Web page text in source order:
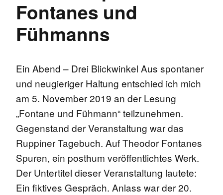
Fontanes und
Fühmanns
Ein Abend – Drei Blickwinkel Aus spontaner
und neugieriger Haltung entschied ich mich
am 5. November 2019 an der Lesung
„Fontane und Fühmann“ teilzunehmen.
Gegenstand der Veranstaltung war das
Ruppiner Tagebuch. Auf Theodor Fontanes
Spuren, ein posthum veröffentlichtes Werk.
Der Untertitel dieser Veranstaltung lautete:
Ein fiktives Gespräch. Anlass war der 20.